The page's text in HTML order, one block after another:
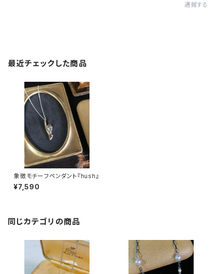
通報する
最近チェックした商品
象徴モチーフペンダント『hush』
¥7,590
同じカテゴリの商品